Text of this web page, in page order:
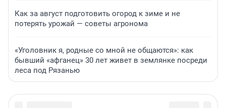
Как за август подготовить огород к зиме и не
потерять урожай — советы агронома
«Уголовник я, родные со мной не общаются»: как
бывший «афганец» 30 лет живет в землянке посреди
леса под Рязанью